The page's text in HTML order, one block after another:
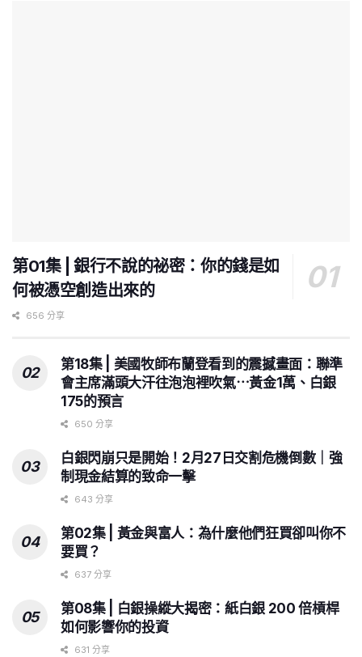
第01集 | 銀行不說的祕密：你的錢是如
何被憑空創造出來的
656 分享
第18集 | 美國牧師布蘭登看到的震撼畫面：聯準
會主席滿頭大汗往泡泡裡吹氣⋯黃金1萬、白銀
175的預言
650 分享
白銀閃崩只是開始！2月27日交割危機倒數｜強
制現金結算的致命一擊
643 分享
第02集 | 黃金與富人：為什麼他們狂買卻叫你不
要買？
637 分享
第08集 | 白銀操縱大揭密：紙白銀 200 倍槓桿
如何影響你的投資
631 分享